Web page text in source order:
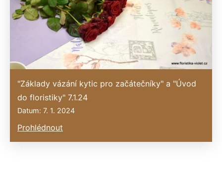
"Základy vázání kytic pro začátečníky" a "Úvod
do floristiky" 7.1.24
Datum: 7. 1. 2024
Prohlédnout